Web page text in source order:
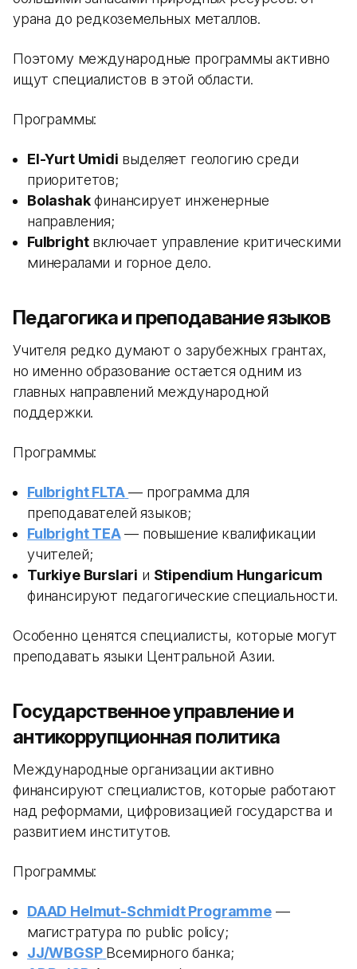
урана до редкоземельных металлов.
Поэтому международные программы активно
ищут специалистов в этой области.
Программы:
El-Yurt Umidi выделяет геологию среди
приоритетов;
Bolashakфинансирует инженерные
направления;
Fulbrightвключает управление критическими
минералами и горное дело.
Педагогика и преподавание языков
Учителя редко думают о зарубежных грантах,
но именно образование остается одним из
главных направлений международной
поддержки.
Программы:
Fulbright FLTA — программа для
преподавателей языков;
Fulbright TEA— повышение квалификации
учителей;
Turkiye Burslari и Stipendium Hungaricum
финансируют педагогические специальности.
Особенно ценятся специалисты, которые могут
преподавать языки Центральной Азии.
Государственное управление и
антикоррупционная политика
Международные организации активно
финансируют специалистов, которые работают
над реформами, цифровизацией государства и
развитием институтов.
Программы:
DAAD Helmut-Schmidt Programme—
магистратура по public policy;
JJ/WBGSP Всемирного банка;